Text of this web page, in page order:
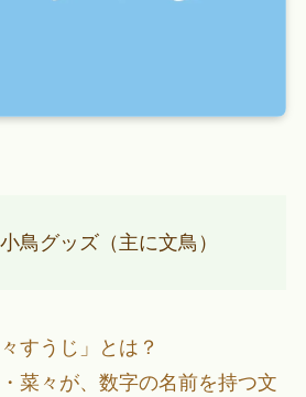
鳥グッズ（主に文鳥）
々すうじ」とは？
菜々が、数字の名前を持つ文